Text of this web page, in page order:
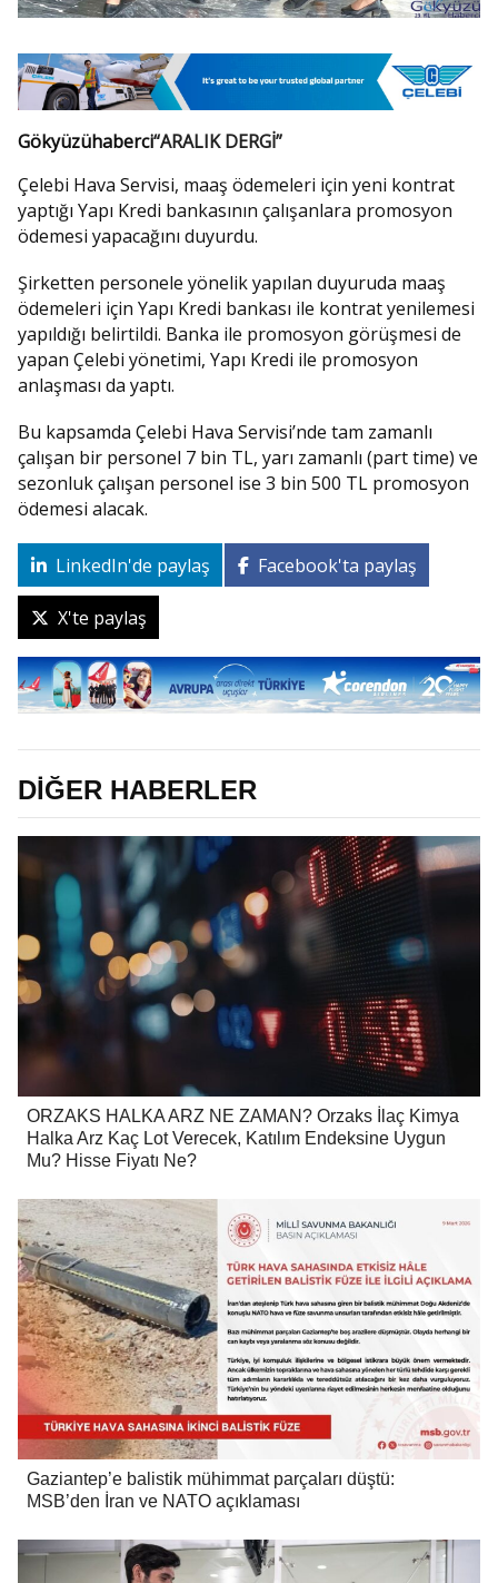
Gökyüzühaberci“ARALIK DERGİ”
Çelebi Hava Servisi, maaş ödemeleri için yeni kontrat
yaptığı Yapı Kredi bankasının çalışanlara promosyon
ödemesi yapacağını duyurdu.
Şirketten personele yönelik yapılan duyuruda maaş
ödemeleri için Yapı Kredi bankası ile kontrat yenilemesi
yapıldığı belirtildi. Banka ile promosyon görüşmesi de
yapan Çelebi yönetimi, Yapı Kredi ile promosyon
anlaşması da yaptı.
Bu kapsamda Çelebi Hava Servisi’nde tam zamanlı
çalışan bir personel 7 bin TL, yarı zamanlı (part time) ve
sezonluk çalışan personel ise 3 bin 500 TL promosyon
ödemesi alacak.
LinkedIn'de paylaş Facebook'ta paylaş
X'te paylaş
DİĞER HABERLER
ORZAKS HALKA ARZ NE ZAMAN? Orzaks İlaç Kimya
Halka Arz Kaç Lot Verecek, Katılım Endeksine Uygun
Mu? Hisse Fiyatı Ne?
Gaziantep’e balistik mühimmat parçaları düştü:
MSB’den İran ve NATO açıklaması